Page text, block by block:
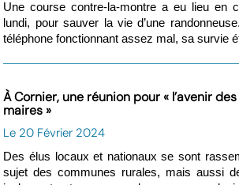
Une course contre-la-montre a eu lieu en
lundi, pour sauver la vie d’une
téléphone fonctionnant assez mal, sa survie
À Cornier, une réunion pour « l’avenir
maires »
Le 20 Février 2024
Des élus locaux et nationaux se sont
sujet des communes rurales, mais aussi